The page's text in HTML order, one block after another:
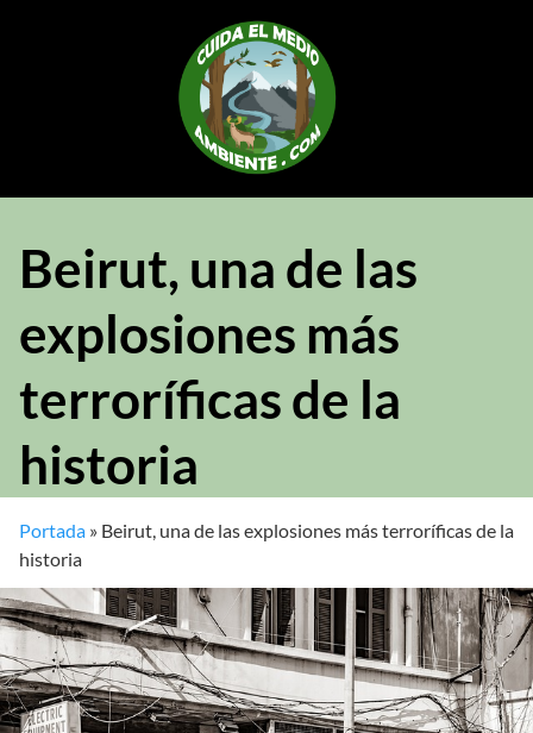
Beirut, una de las
explosiones más
terroríficas de la
historia
Portada » Beirut, una de las explosiones más terroríficas de la
historia